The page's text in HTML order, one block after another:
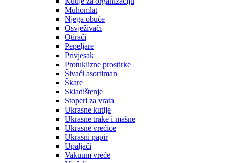
Muhomlat
Njega obuće
Osvježivači
Otirači
Pepeljare
Privjesak
Protuklizne prostirke
Šivaći asortiman
Škare
Skladištenje
Stoperi za vrata
Ukrasne kutije
Ukrasne trake i mašne
Ukrasne vrećice
Ukrasni papir
Upaljači
Vakuum vreće